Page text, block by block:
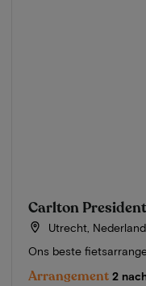
Carlton
Utrecht, Nederland
Ons beste
Arrangement 2